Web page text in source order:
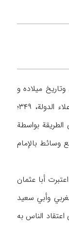
وتاریخ میلاده و
مسقط رأسه غیرمعروفین، کما لم ترد معلومات عن تفاصیل حیاته و أسلوبه في التصوف سوی کونه مریداً لأبي علي الروذباري (ن.ع) وخلیفته (علاء الدولة، ۳۴۹؛
إلی الطریقة بواسطة
أبي علي الکاتب بأربع وسائط بالإمام
اعتبرت أبا عثمان
وأبي سعید
علي کرامات مما یدل علی اعتقاد الناس به